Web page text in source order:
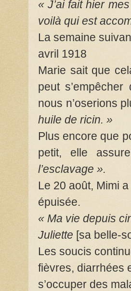
« J’ai fait hier
voilà qui est
La semaine
avril 1918
Marie sait que
peut
nous n’oserions
huile de ricin. »
Plus encore que
petit, elle
l’esclavage ».
Le 20 août, Mimi
épuisée.
« Ma vie depuis
Juliette [sa belle-
Les soucis
fièvres, diarrhées
s’occuper des